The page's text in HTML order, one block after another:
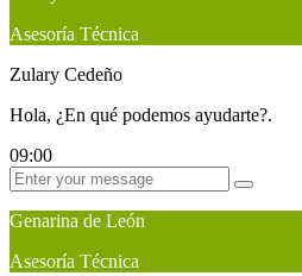
Asesoría Técnica
Zulary Cedeño
Hola, ¿En qué podemos ayudarte?.
09:00
Genarina de León
Asesoría Técnica